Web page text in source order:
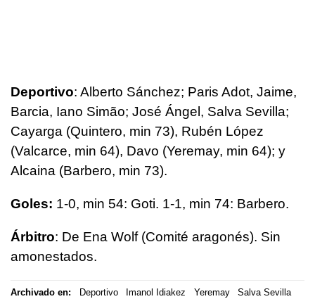
Deportivo: Alberto Sánchez; Paris Adot, Jaime,
Barcia, Iano Simão; José Ángel, Salva Sevilla;
Cayarga (Quintero, min 73), Rubén López
(Valcarce, min 64), Davo (Yeremay, min 64); y
Alcaina (Barbero, min 73).
Goles: 1-0, min 54: Goti. 1-1, min 74: Barbero.
Árbitro: De Ena Wolf (Comité aragonés). Sin
amonestados.
Archivado en: Deportivo Imanol Idiakez Yeremay
Salva Sevilla